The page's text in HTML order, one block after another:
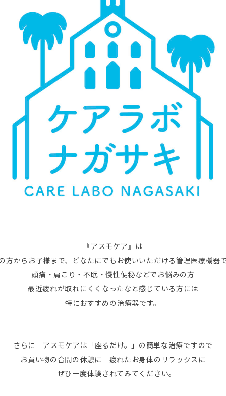
『アスモケア』は
方からお子様まで、どなたにでもお使いいただける管理医療機器
頭痛・肩こり・不眠・慢性便秘などでお悩みの方
最近疲れが取れにくくなったなと感じている方には
特におすすめの治療器です。
さらに アスモケアは「座るだけ。」の簡単な治療ですので
お買い物の合間の休憩に 疲れたお身体のリラックスに
ぜひ一度体験されてみてください。